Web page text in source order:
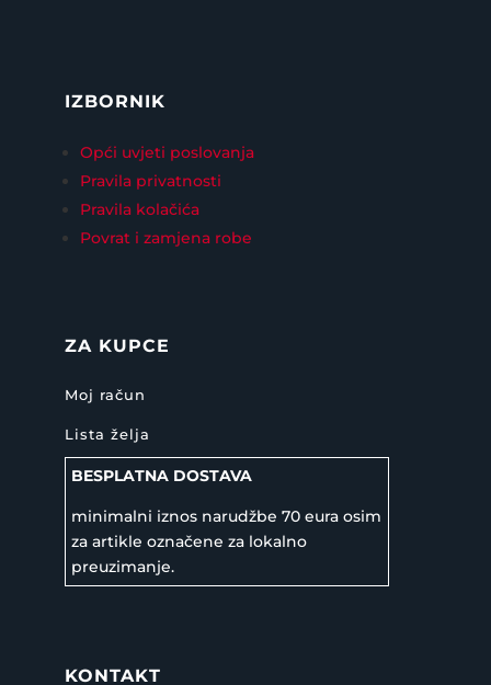
IZBORNIK
Opći uvjeti poslovanja
Pravila privatnosti
Pravila kolačića
Povrat i zamjena robe
ZA KUPCE
Moj račun
Lista želja
BESPLATNA DOSTAVA
minimalni iznos narudžbe 70 eura osim
za artikle označene za lokalno
preuzimanje.
KONTAKT